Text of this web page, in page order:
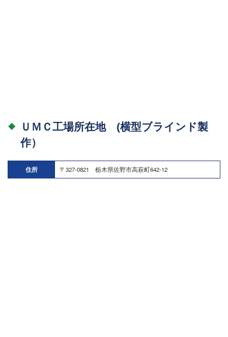
ＵＭＣ工場所在地 (横型ブラインド製
作）
住所 〒327-0821 栃木県佐野市高萩町642-12